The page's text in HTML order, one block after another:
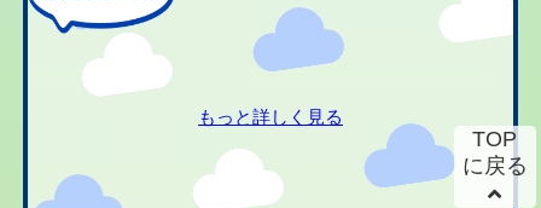
もっと詳しく見る
TOP
に戻る